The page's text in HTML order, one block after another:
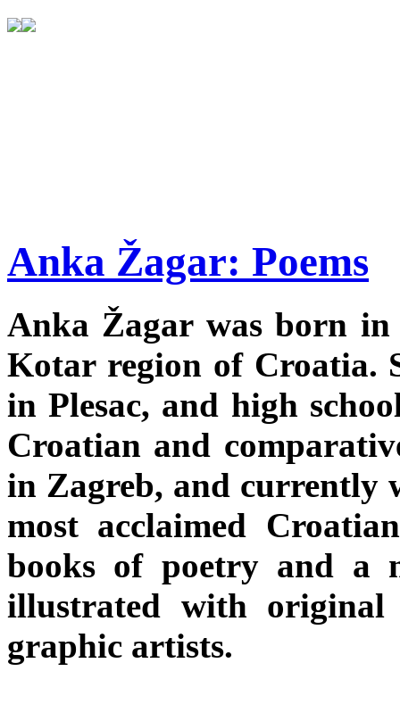
Anka Žagar: Poems
Anka Žagar was born
Kotar region of Croatia.
in Plesac, and high
Croatian and
in Zagreb, and currently
most acclaimed
books of poetry and a
illustrated with original
graphic artists.